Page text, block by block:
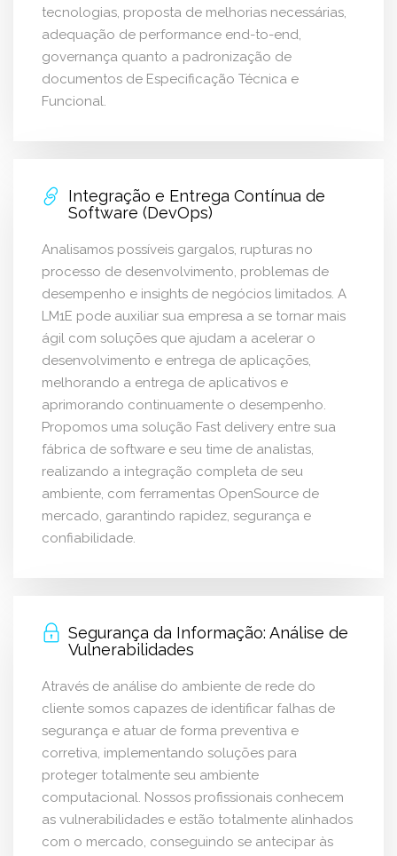
tecnologias, proposta de melhorias necessárias,
adequação de performance end-to-end,
governança quanto a padronização de
documentos de Especificação Técnica e
Funcional.
Integração e Entrega Contínua de
Software (DevOps)
Analisamos possíveis gargalos, rupturas no
processo de desenvolvimento, problemas de
desempenho e insights de negócios limitados. A
LM1E pode auxiliar sua empresa a se tornar mais
ágil com soluções que ajudam a acelerar o
desenvolvimento e entrega de aplicações,
melhorando a entrega de aplicativos e
aprimorando continuamente o desempenho.
Propomos uma solução Fast delivery entre sua
fábrica de software e seu time de analistas,
realizando a integração completa de seu
ambiente, com ferramentas OpenSource de
mercado, garantindo rapidez, segurança e
confiabilidade.
Segurança da Informação: Análise de
Vulnerabilidades
Através de análise do ambiente de rede do
cliente somos capazes de identificar falhas de
segurança e atuar de forma preventiva e
corretiva, implementando soluções para
proteger totalmente seu ambiente
computacional. Nossos profissionais conhecem
as vulnerabilidades e estão totalmente alinhados
com o mercado, conseguindo se antecipar às